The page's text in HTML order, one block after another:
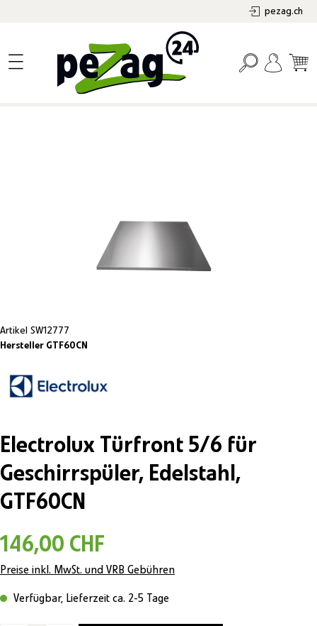
pezag.ch
Artikel SW12777
Hersteller GTF60CN
Electrolux Türfront 5/6 für
Geschirrspüler, Edelstahl,
GTF60CN
146,00 CHF
Preise inkl. MwSt. und VRB Gebühren
Verfügbar, Lieferzeit ca. 2-5 Tage